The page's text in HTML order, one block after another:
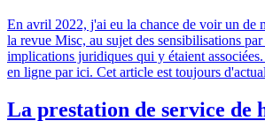
En avril 2022, j'ai eu la chance de voir un de
la revue Misc, au sujet des sensibilisations
implications juridiques qui y étaient
en ligne par ici. Cet article est toujours
La prestation de service de